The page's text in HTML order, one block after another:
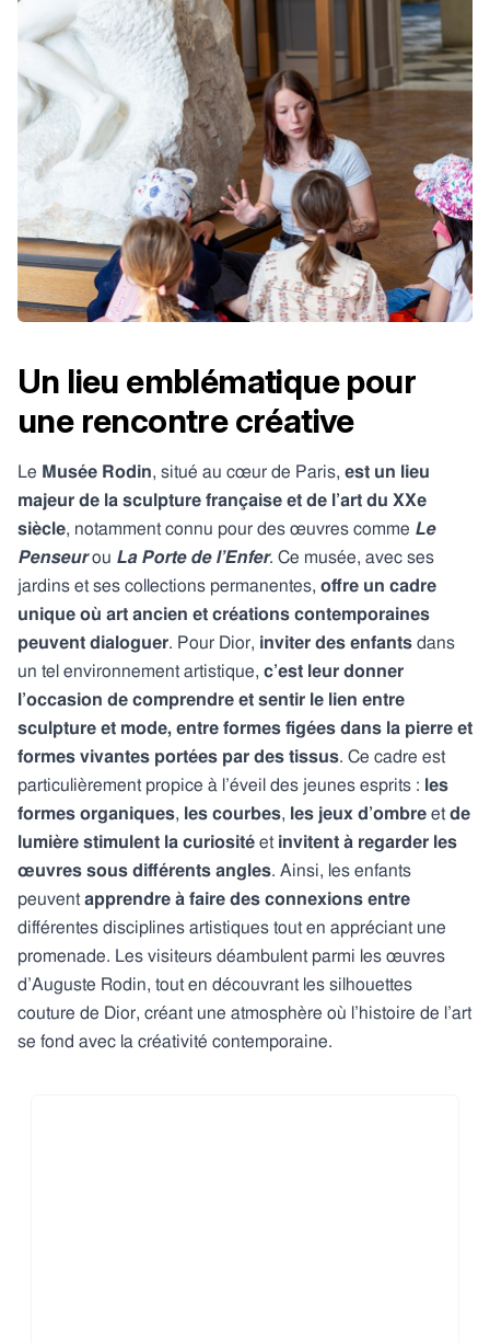
Un lieu emblématique pour
une rencontre créative
Le Musée Rodin, situé au cœur de Paris, est un lieu
majeur de la sculpture française et de l’art du XXe
siècle, notamment connu pour des œuvres comme Le
Penseurou La Porte de l’Enfer. Ce musée, avec ses
jardins et ses collections permanentes, offre un cadre
unique où art ancien et créations contemporaines
peuvent dialoguer. Pour Dior, inviter des enfants dans
un tel environnement artistique, c’est leur donner
l’occasion de comprendre et sentir le lien entre
sculpture et mode, entre formes figées dans la pierre et
formes vivantes portées par des tissus. Ce cadre est
particulièrement propice à l’éveil des jeunes esprits : les
formes organiques, les courbes, les jeux d’ombre et de
lumière stimulent la curiosité et invitent à regarder les
œuvres sous différents angles. Ainsi, les enfants
peuvent apprendre à faire des connexions entre
différentes disciplines artistiques tout en appréciant une
promenade. Les visiteurs déambulent parmi les œuvres
d’Auguste Rodin, tout en découvrant les silhouettes
couture de Dior, créant une atmosphère où l’histoire de l’art
se fond avec la créativité contemporaine.